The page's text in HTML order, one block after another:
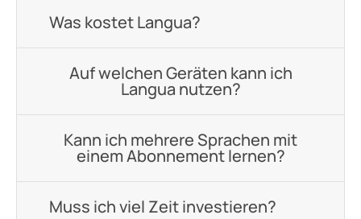
Was kostet Langua?
Auf welchen Geräten kann ich
Langua nutzen?
Kann ich mehrere Sprachen mit
einem Abonnement lernen?
Muss ich viel Zeit investieren?